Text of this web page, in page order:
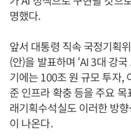
명했다.
앞서 대통령 직속 국정기획
(안)을 발표하며 ‘AI 3대 강
기에는 100조 원 규모 투자,
준 인프라 확충 등을 주요
래기획수석실도 이러한 방
이 나온다.